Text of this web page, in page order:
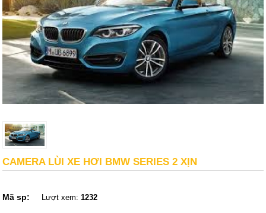
CAMERA LÙI XE HƠI BMW SERIES 2 XỊN
Mã sp: Lượt xem:1232